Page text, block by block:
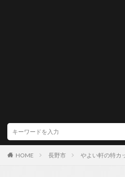
HOME 長野市 やよい軒の特カ